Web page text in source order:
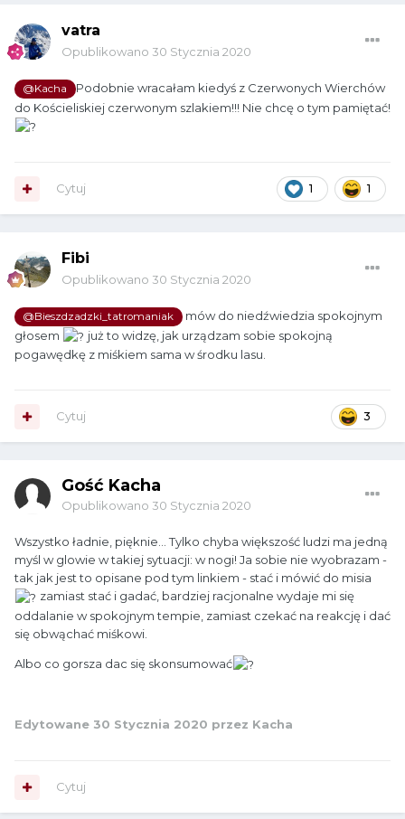
vatra
Opublikowano 30 Stycznia 2020
@Kacha
Podobnie wracałam kiedyś z Czerwonych Wierchów
do Kościeliskiej czerwonym szlakiem!!! Nie chcę o tym pamiętać!
1 1
Cytuj
Fibi
Opublikowano 30 Stycznia 2020
@Bieszdzadzki_tatromaniak
mów do niedźwiedzia spokojnym
głosem
już to widzę, jak urządzam sobie spokojną
pogawędkę z miśkiem sama w środku lasu.
3
Cytuj
Gość Kacha
Opublikowano 30 Stycznia 2020
Wszystko ładnie, pięknie... Tylko chyba większość ludzi ma jedną
myśl w glowie w takiej sytuacji: w nogi! Ja sobie nie wyobrazam -
tak jak jest to opisane pod tym linkiem - stać i mówić do misia
zamiast stać i gadać, bardziej racjonalne wydaje mi się
oddalanie w spokojnym tempie, zamiast czekać na reakcję i dać
się obwąchać miśkowi.
Albo co gorsza dac się skonsumować
Edytowane 30 Stycznia 2020 przez Kacha
Cytuj